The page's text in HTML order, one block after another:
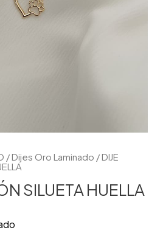
/Dijes Oro Laminado / DIJE
SILUETA HUELLA